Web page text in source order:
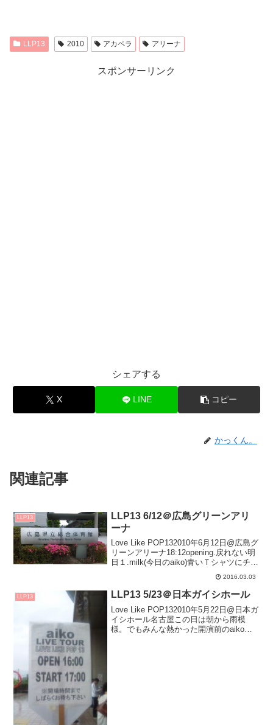
LLP13 2010 アカペラ アリーナ
スポンサーリンク
シェアする
X LINE コピー
かっくん。
関連記事
LLP13
LLP13 6/12＠広島グリーンアリ
ーナ
Love Like POP132010年6月12日@広島グ
リーンアリーナ18:12opening.戻れない明
日１.milk(今日のaiko)青いＴシャツにチノ
パン。名古屋？と同じ衣装。(MC)２.帽子
と水着と水平線３.指先(MC)改めまして...
2016.03.03
LLP13 LLP13 5/23＠日本ガイシホール
Love Like POP132010年5月22日@日本ガ
イシホール名古屋この日は朝から雨模
様。でもみんな熱かった開演前のaikoコ